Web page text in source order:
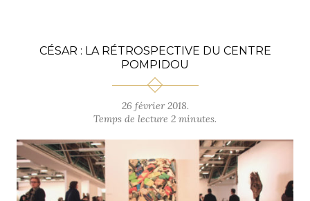
CÉSAR : LA RÉTROSPECTIVE DU CENTRE
POMPIDOU
26 février 2018.
Temps de lecture 2 minutes.